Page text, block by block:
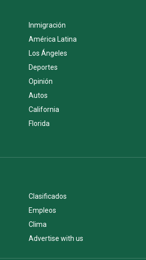
Inmigración
América Latina
Los Ángeles
Deportes
Opinión
Autos
California
Florida
Clasificados
Empleos
Clima
Advertise with us